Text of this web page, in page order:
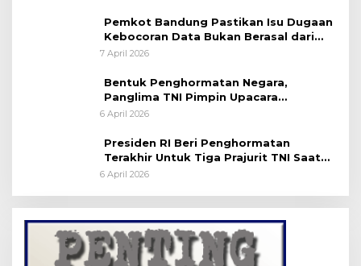
Pemkot Bandung Pastikan Isu Dugaan
Kebocoran Data Bukan Berasal dari
Server Disdukcapil
7 April 2026
Bentuk Penghormatan Negara,
Panglima TNI Pimpin Upacara
Pemakaman Militer
6 April 2026
Presiden RI Beri Penghormatan
Terakhir Untuk Tiga Prajurit TNI Saat
Persemayaman di Bandara Soekarno-
6 April 2026